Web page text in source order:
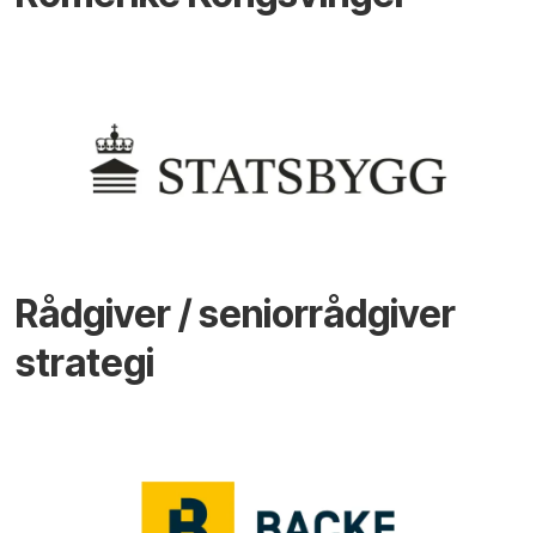
Rådgiver / seniorrådgiver
strategi